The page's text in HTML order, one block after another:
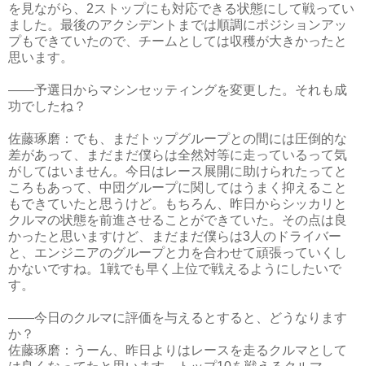
を見ながら、2ストップにも対応できる状態にして戦ってい
ました。最後のアクシデントまでは順調にポジションアッ
プもできていたので、チームとしては収穫が大きかったと
思います。
――予選日からマシンセッティングを変更した。それも成
功でしたね？
佐藤琢磨：でも、まだトップグループとの間には圧倒的な
差があって、まだまだ僕らは全然対等に走っているって気
がしてはいません。今日はレース展開に助けられたってと
ころもあって、中団グループに関してはうまく抑えること
もできていたと思うけど。もちろん、昨日からシッカリと
クルマの状態を前進させることができていた。その点は良
かったと思いますけど、まだまだ僕らは3人のドライバー
と、エンジニアのグループと力を合わせて頑張っていくし
かないですね。1戦でも早く上位で戦えるようにしたいで
す。
――今日のクルマに評価を与えるとすると、どうなります
か？
佐藤琢磨：うーん、昨日よりはレースを走るクルマとして